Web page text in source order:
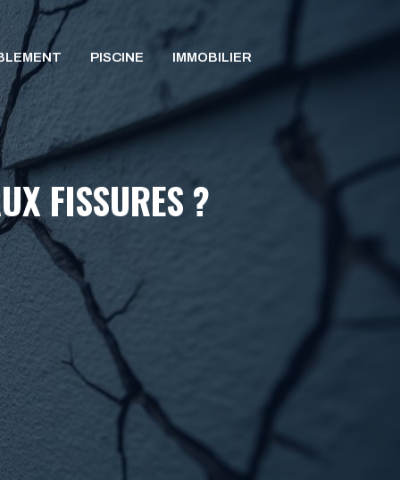
PISCINE IMMOBILIER
FISSURES ?